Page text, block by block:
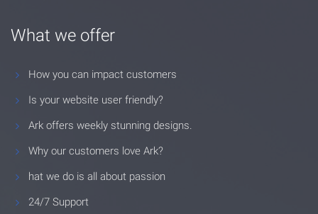
What we offer
How you can impact customers
Is your website user friendly?
Ark offers weekly stunning designs.
Why our customers love Ark?
hat we do is all about passion
24/7 Support